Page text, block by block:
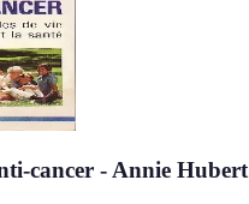
cancer - Annie Hubert